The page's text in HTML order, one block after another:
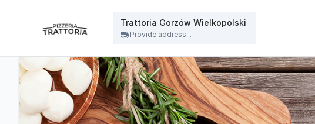
Trattoria Gorzów Wielkopolski
Provide address...